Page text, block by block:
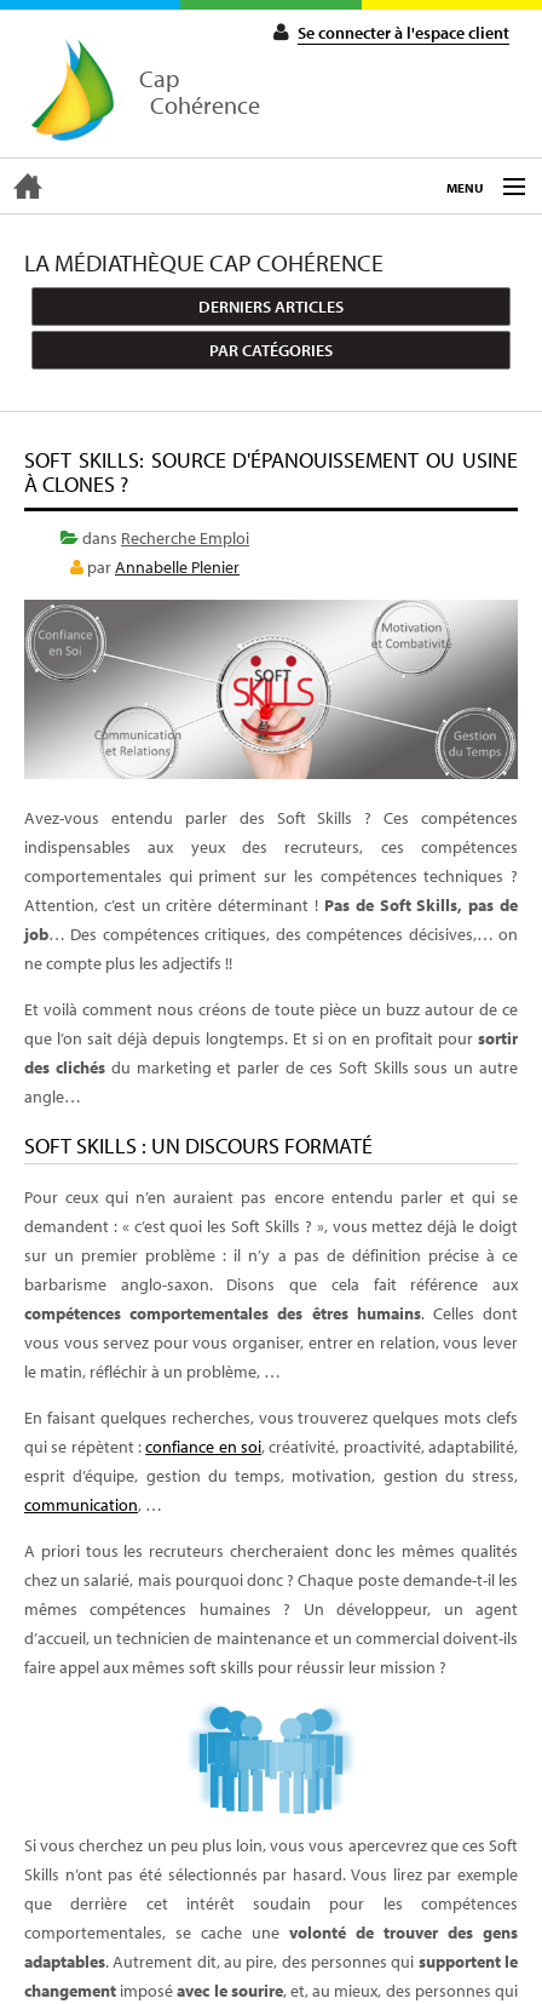
Cap
Cohérence
Se connecter à l'espace client
MENU
ACCUEIL
EXPERTISE
FORMATIONS
E-LEARNING
LA MÉDIATHÈQUE CAP COHÉRENCE
DERNIERS ARTICLES
PAR CATÉGORIES
SOFT SKILLS: SOURCE D'ÉPANOUISSEMENT OU USINE
À CLONES ?
dans Recherche Emploi
parAnnabelle Plenier
Avez-vous entendu parler des Soft Skills ? Ces compétences
indispensables aux yeux des recruteurs, ces compétences
comportementales qui priment sur les compétences techniques ?
Attention, c’est un critère déterminant ! Pas de Soft Skills, pas de
job… Des compétences critiques, des compétences décisives,… on
ne compte plus les adjectifs !!
Et voilà comment nous créons de toute pièce un buzz autour de ce
que l’on sait déjà depuis longtemps. Et si on en profitait pour sortir
des clichésdu marketing et parler de ces Soft Skills sous un autre
angle…
SOFT SKILLS : UN DISCOURS FORMATÉ
Pour ceux qui n’en auraient pas encore entendu parler et qui se
demandent : « c’est quoi les Soft Skills ? », vous mettez déjà le doigt
sur un premier problème : il n’y a pas de définition précise à ce
barbarisme anglo-saxon. Disons que cela fait référence aux
compétences comportementales des êtres humains. Celles dont
vous vous servez pour vous organiser, entrer en relation, vous lever
le matin, réfléchir à un problème, …
En faisant quelques recherches, vous trouverez quelques mots clefs
qui se répètent :confiance en soi, créativité, proactivité, adaptabilité,
esprit d’équipe, gestion du temps, motivation, gestion du stress,
communication, …
A priori tous les recruteurs chercheraient donc les mêmes qualités
chez un salarié, mais pourquoi donc ? Chaque poste demande-t-il les
mêmes compétences humaines ? Un développeur, un agent
d’accueil, un technicien de maintenance et un commercial doivent-ils
faire appel aux mêmes soft skills pour réussir leur mission ?
Si vous cherchez un peu plus loin, vous vous apercevrez que ces Soft
Skills n’ont pas été sélectionnés par hasard. Vous lirez par exemple
que derrière cet intérêt soudain pour les compétences
comportementales, se cache une volonté de trouver des gens
adaptables. Autrement dit, au pire, des personnes qui supportent le
changement imposéavec le sourire, et, au mieux, des personnes qui